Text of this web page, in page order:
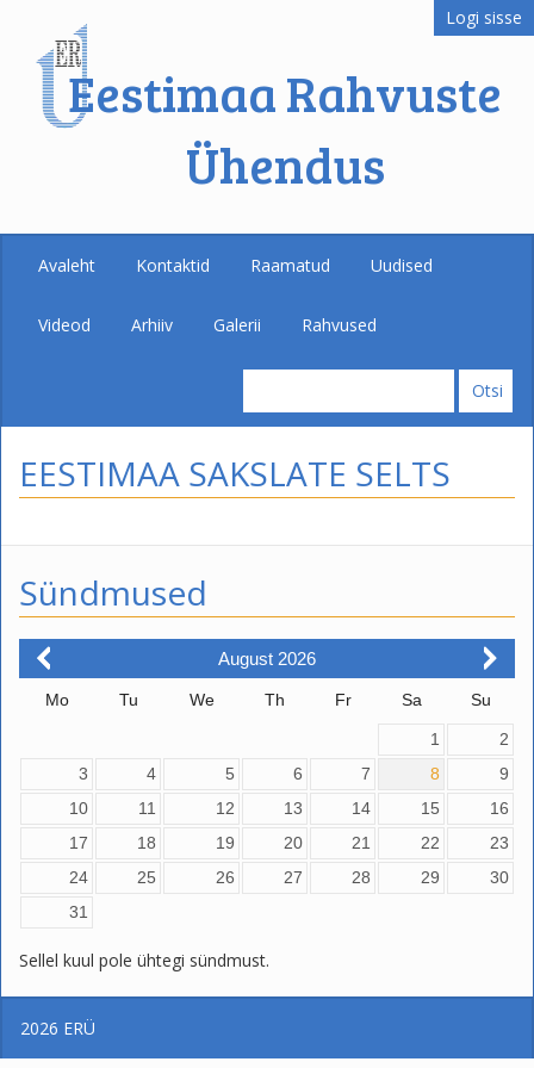
Logi sisse
Eestimaa Rahvuste
Ühendus
Avaleht Kontaktid Raamatud Uudised
Videod Arhiiv Galerii Rahvused
EESTIMAA SAKSLATE SELTS
Sündmused
August 2026
Mo Tu We Th Fr Sa Su
1
2
3
4 5 6 7 8
9
10
11 12 13 14 15
16
17
18 19 20 21 22
23
24
25 26 27 28 29
30
31
Sellel kuul pole ühtegi sündmust.
2026 ERÜ